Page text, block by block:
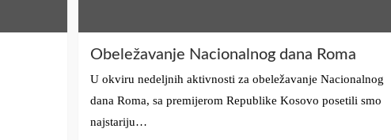
Obeležavanje Nacionalnog dana Roma
U okviru nedeljnih aktivnosti za obeležavanje Nacionalnog
dana Roma, sa premijerom Republike Kosovo posetili smo
najstariju…